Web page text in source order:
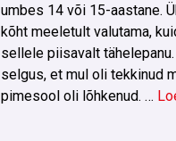
umbes 14 või 15-aastane.
kõht meeletult valutama,
sellele piisavalt
selgus, et mul oli tekkinud
pimesool oli lõhkenud. …